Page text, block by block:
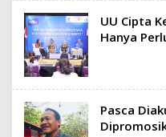
UU Cipta
Hanya
Pasca